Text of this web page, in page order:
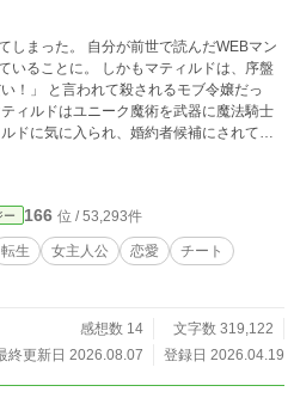
まった。 自分が前世で読んだWEBマン
マティルドは、序盤
！」 と言われて殺されるモブ令嬢だっ
掲載してい
ー 166 位 / 53,293件
転生 女主人公 恋愛
チート
感想数 14
文字数 319,122
終更新日 2026.08.07
登録日 2026.04.19